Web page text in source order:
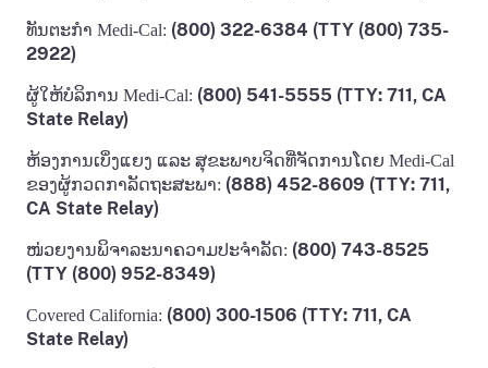
ທັນຕະກໍາ Medi-Cal: (800) 322-6384 (TTY (800) 735-
2922)
ຜູ້ໃຫ້ບໍລິການ Medi-Cal: (800) 541-5555 (TTY: 711, CA
State Relay)
ຫ້ອງການເບິ່ງແຍງ ແລະ ສຸຂະພາບຈິດທີ່ຈັດການໂດຍ Medi-Cal
ຂອງຜູ້ກວດກາລັດຖະສະພາ: (888) 452-8609 (TTY: 711,
CA State Relay)
ໜ່ວຍງານພິຈາລະນາຄວາມປະຈໍາລັດ: (800) 743-8525
(TTY (800) 952-8349)
Covered California: (800) 300-1506 (TTY: 711, CA
State Relay)